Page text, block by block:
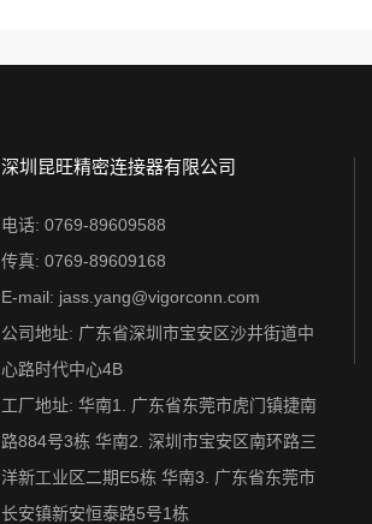
深圳昆旺精密连接器有限公司
电话: 0769-89609588
传真: 0769-89609168
E-mail: jass.yang@vigorconn.com
公司地址: 广东省深圳市宝安区沙井街道中
心路时代中心4B
工厂地址: 华南1. 广东省东莞市虎门镇捷南
路884号3栋 华南2. 深圳市宝安区南环路三
洋新工业区二期E5栋 华南3. 广东省东莞市
长安镇新安恒泰路5号1栋